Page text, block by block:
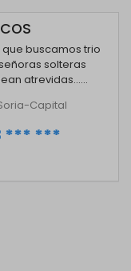
buscamos trio
solteras
atrevidas......
Capital
*** ***